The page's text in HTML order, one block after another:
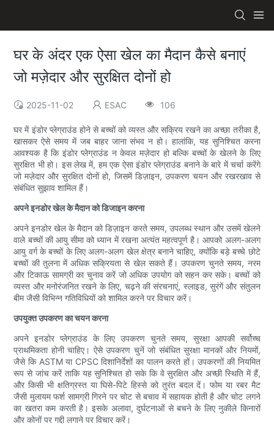
घर के अंदर एक ऐसा खेल का मैदान कैसे बनाएं
जो मज़ेदार और सुरक्षित दोनों हो
2025-11-02 ESAC 106
घर में इंडोर प्लेग्राउंड होने से बच्चों को व्यस्त और सक्रिय रखने का अच्छा तरीका है,
खासकर ऐसे समय में जब बाहर जाना संभव न हो। हालांकि, यह सुनिश्चित करना
आवश्यक है कि इंडोर प्लेग्राउंड न केवल मज़ेदार हो बल्कि बच्चों के खेलने के लिए
सुरक्षित भी हो। इस लेख में, हम एक ऐसा इंडोर प्लेग्राउंड बनाने के बारे में चर्चा करेंगे
जो मज़ेदार और सुरक्षित दोनों हो, जिसमें डिज़ाइन, उपकरण चयन और रखरखाव से
संबंधित सुझाव शामिल हैं।
अपने इनडोर खेल के मैदान को डिजाइन करना
अपने इनडोर खेल के मैदान को डिज़ाइन करते समय, उपलब्ध स्थान और उसमें खेलने
वाले बच्चों की आयु सीमा को ध्यान में रखना अत्यंत महत्वपूर्ण है। आपको अलग-अलग
आयु वर्ग के बच्चों के लिए अलग-अलग खेल क्षेत्र बनाने चाहिए, क्योंकि बड़े बच्चे छोटे
बच्चों की तुलना में अधिक सक्रियता से खेल सकते हैं। उपकरण चुनते समय, नरम
और टिकाऊ सामग्री का चुनाव करें जो अधिक उपयोग को सहन कर सके। बच्चों को
व्यस्त और मनोरंजनित रखने के लिए, चढ़ने की संरचनाएं, स्लाइड, सुरंगें और संतुलन
बीम जैसी विभिन्न गतिविधियों को शामिल करने पर विचार करें।
उपयुक्त उपकरण का चयन करना
अपने इनडोर प्लेग्राउंड के लिए उपकरण चुनते समय, सुरक्षा आपकी सर्वोच्च
प्राथमिकता होनी चाहिए। ऐसे उपकरण चुनें जो संबंधित सुरक्षा मानकों और नियमों,
जैसे कि ASTM या CPSC दिशानिर्देशों का पालन करते हों। उपकरणों की नियमित
रूप से जांच करें ताकि यह सुनिश्चित हो सके कि वे सुरक्षित और अच्छी स्थिति में हैं,
और किसी भी क्षतिग्रस्त या घिसे-पिटे हिस्से को तुरंत बदल दें। फोम या रबर मैट
जैसी मुलायम फर्श सामग्री गिरने पर चोट से बचाव में सहायक होती है और चोट लगने
का खतरा कम करती है। इसके अलावा, दुर्घटनाओं से बचने के लिए नुकीले किनारों
और कोनों पर गद्दी लगाने पर विचार करें।